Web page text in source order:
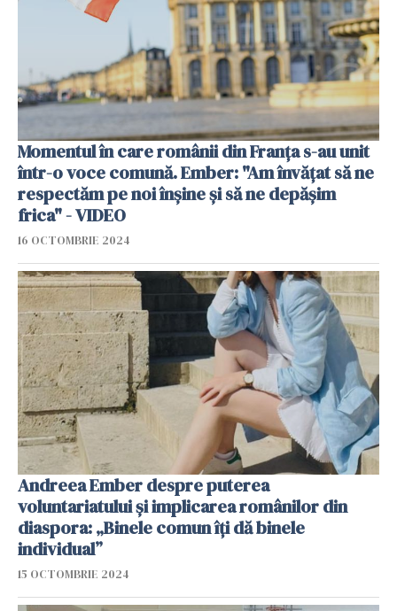
Momentul în care românii din Franța s-au unit
într-o voce comună. Ember: "Am învățat să ne
respectăm pe noi înșine și să ne depășim
frica" - VIDEO
16 OCTOMBRIE 2024
Andreea Ember despre puterea
voluntariatului și implicarea românilor din
diaspora: „Binele comun îți dă binele
individual”
15 OCTOMBRIE 2024